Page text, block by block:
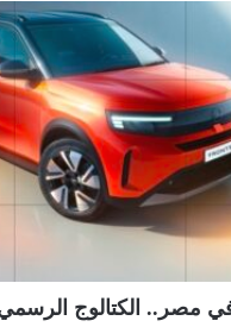
في مصر.. الكتالوج